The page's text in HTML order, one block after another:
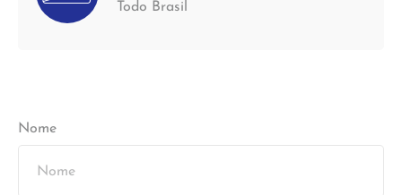
Todo Brasil
Nome